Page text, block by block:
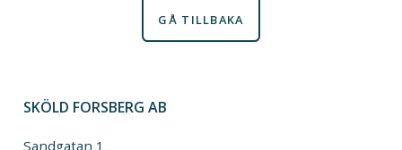
GÅ TILLBAKA
SKÖLD FORSBERG AB
Sandgatan 1